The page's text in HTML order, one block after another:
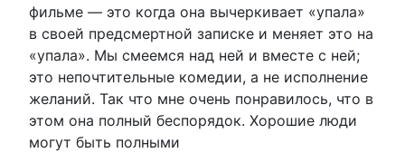
фильме — это когда она вычеркивает «упала»
в своей предсмертной записке и меняет это на
«упала». Мы смеемся над ней и вместе с ней;
это непочтительные комедии, а не исполнение
желаний. Так что мне очень понравилось, что в
этом она полный беспорядок. Хорошие люди
могут быть полными